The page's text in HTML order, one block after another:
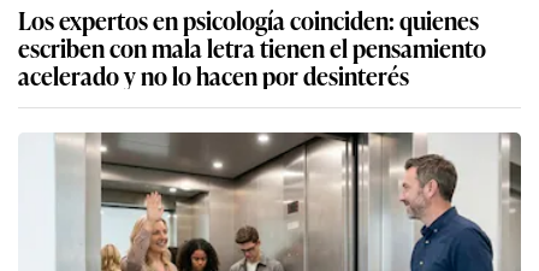
Los expertos en psicología coinciden: quienes
escriben con mala letra tienen el pensamiento
acelerado y no lo hacen por desinterés